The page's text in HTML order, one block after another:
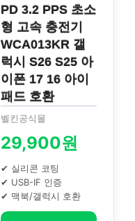
PD 3.2 PPS 초소
형 고속 충전기
WCA013KR 갤
럭시 S26 S25 아
이폰 17 16 아이
패드 호환
벨킨공식몰
29,900원
✔ 실리콘 코팅
✔ USB-IF 인증
✔ 맥북/갤럭시 호환